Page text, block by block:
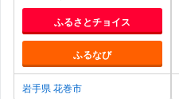
【279】
ふるさとチョイス
ふるなび
岩手県 花巻市